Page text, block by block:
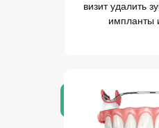
визит удалить
импланты